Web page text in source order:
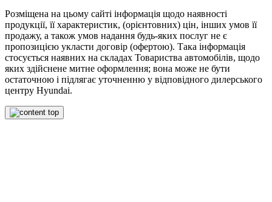
Розміщена на цьому сайті інформація щодо наявності
продукції, її характеристик, (орієнтовних) цін, інших умов її
продажу, а також умов надання будь-яких послуг не є
пропозицією укласти договір (офертою). Така інформація
стосується наявних на складах Товариства автомобілів, щодо
яких здійснене митне оформлення; вона може не бути
остаточною і підлягає уточненню у відповідного дилерського
центру Hyundai.